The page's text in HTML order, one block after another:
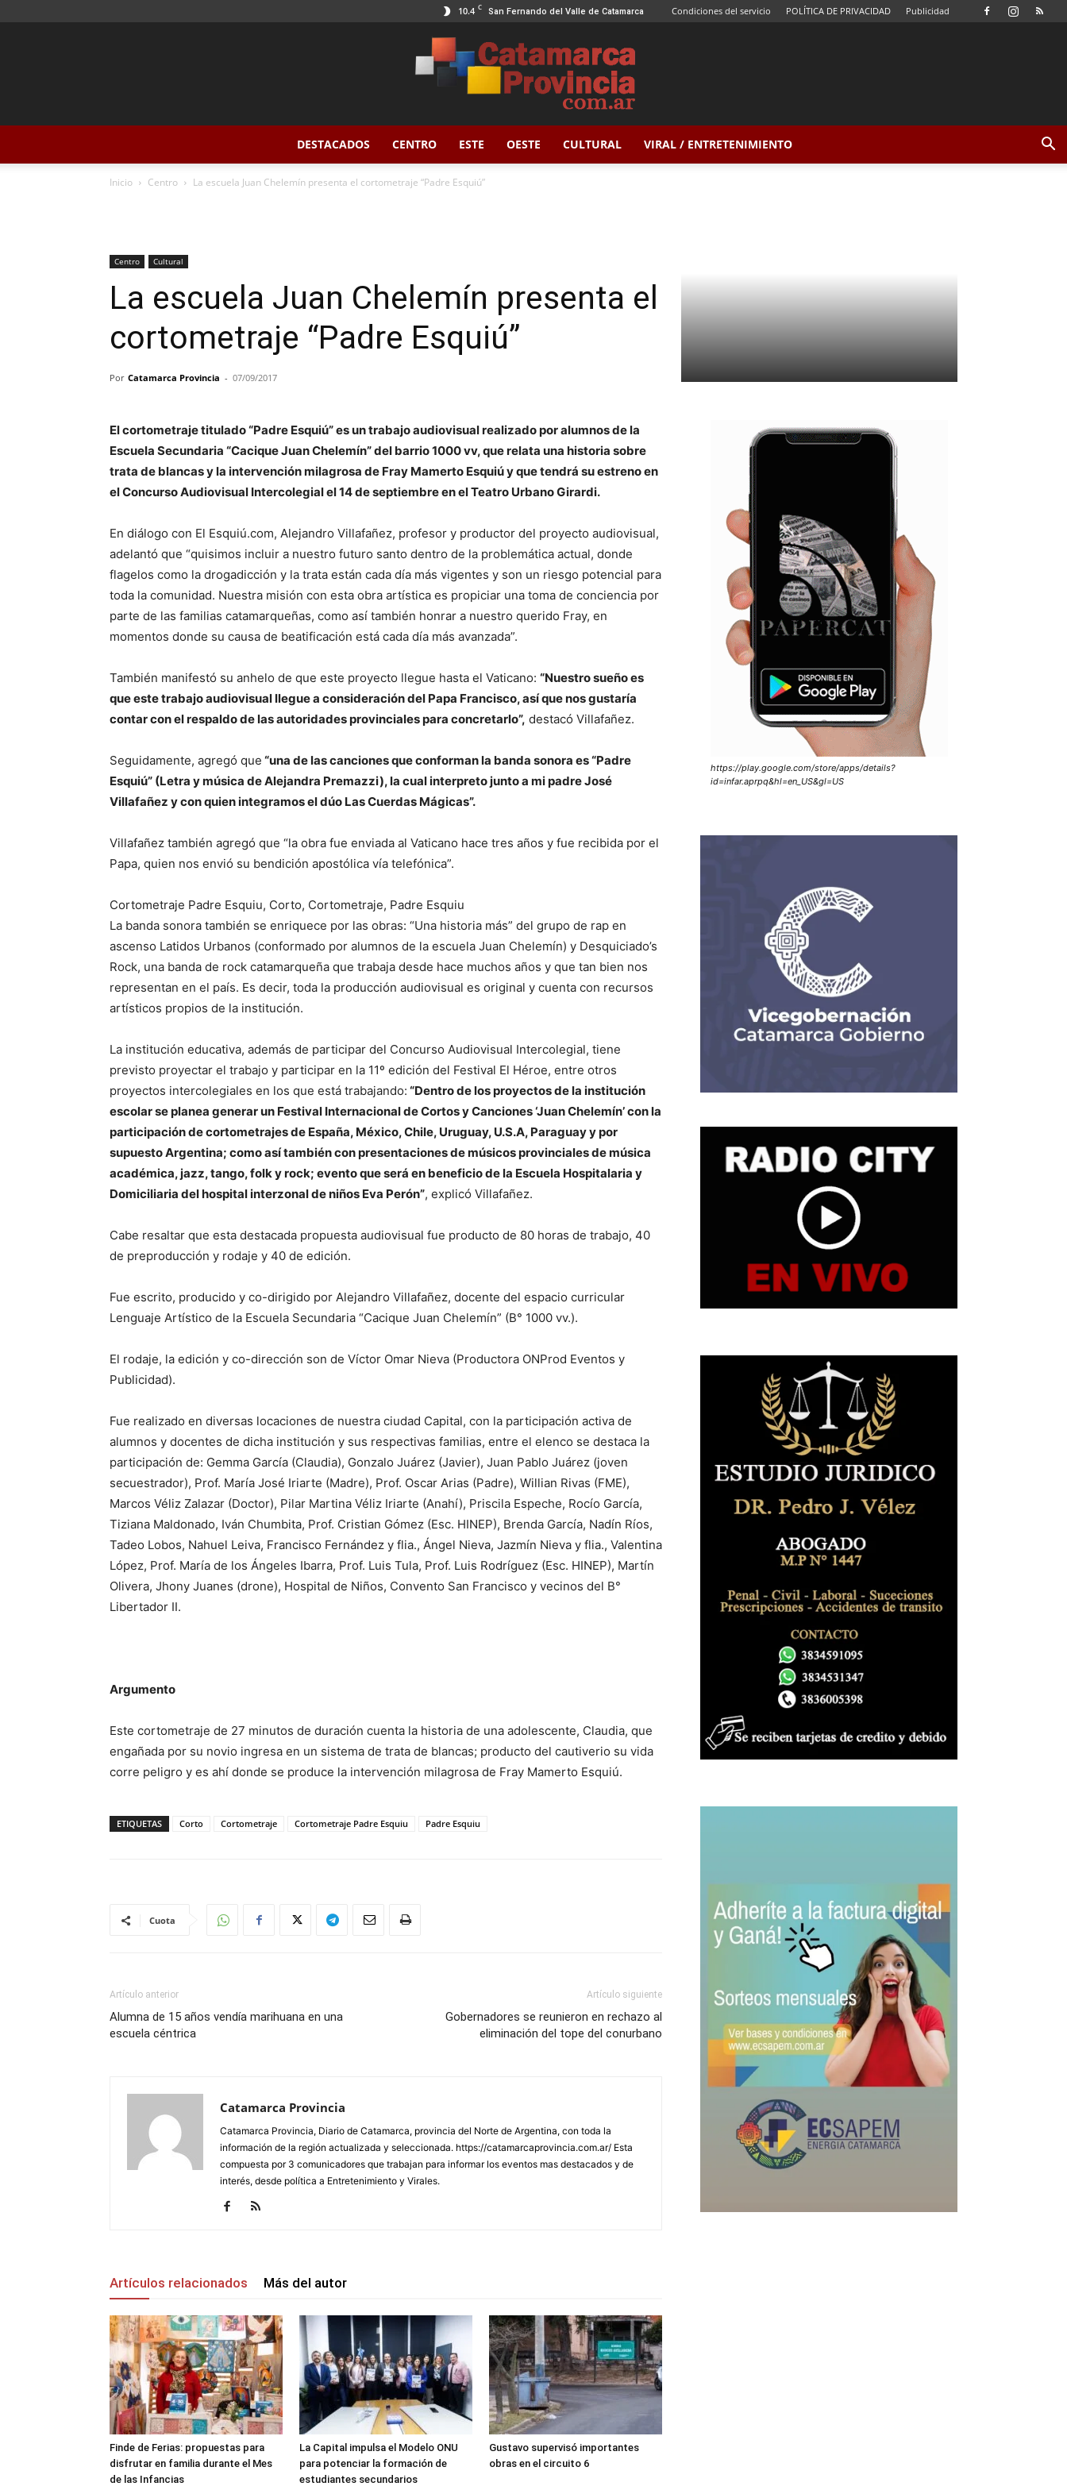
10.4 C San Fernando del Valle de Catamarca Condiciones del servicio POLÍTICA DE PRIVACIDAD Publicidad
Catamarca
DESTACADOS CENTRO ESTE OESTE CULTURAL VIRAL / ENTRETENIMIENTO
Inicio Centro La escuela Juan Chelemín presenta el cortometraje “Padre Esquiú”
Centro Cultural
La escuela Juan Chelemín presenta el
cortometraje “Padre Esquiú”
Por Catamarca Provincia - 07/09/2017
El cortometraje titulado “Padre Esquiú” es un trabajo audiovisual realizado por alumnos de la
Escuela Secundaria “Cacique Juan Chelemín” del barrio 1000 vv, que relata una historia sobre
trata de blancas y la intervención milagrosa de Fray Mamerto Esquiú y que tendrá su estreno en
el Concurso Audiovisual Intercolegial el 14 de septiembre en el Teatro Urbano Girardi.
En diálogo con El Esquiú.com, Alejandro Villafañez, profesor y productor del proyecto audiovisual,
adelantó que “quisimos incluir a nuestro futuro santo dentro de la problemática actual, donde
flagelos como la drogadicción y la trata están cada día más vigentes y son un riesgo potencial para
toda la comunidad. Nuestra misión con esta obra artística es propiciar una toma de conciencia por
parte de las familias catamarqueñas, como así también honrar a nuestro querido Fray, en
momentos donde su causa de beatificación está cada día más avanzada”.
También manifestó su anhelo de que este proyecto llegue hasta el Vaticano: “Nuestro sueño es
que este trabajo audiovisual llegue a consideración del Papa Francisco, así que nos gustaría
contar con el respaldo de las autoridades provinciales para concretarlo”, destacó Villafañez.
Seguidamente, agregó que “una de las canciones que conforman la banda sonora es “Padre
Esquiú” (Letra y música de Alejandra Premazzi), la cual interpreto junto a mi padre José
Villafañez y con quien integramos el dúo Las Cuerdas Mágicas”.
Villafañez también agregó que “la obra fue enviada al Vaticano hace tres años y fue recibida por el
Papa, quien nos envió su bendición apostólica vía telefónica”.
Cortometraje Padre Esquiu, Corto, Cortometraje, Padre Esquiu
La banda sonora también se enriquece por las obras: “Una historia más” del grupo de rap en
ascenso Latidos Urbanos (conformado por alumnos de la escuela Juan Chelemín) y Desquiciado’s
Rock, una banda de rock catamarqueña que trabaja desde hace muchos años y que tan bien nos
representan en el país. Es decir, toda la producción audiovisual es original y cuenta con recursos
artísticos propios de la institución.
La institución educativa, además de participar del Concurso Audiovisual Intercolegial, tiene
previsto proyectar el trabajo y participar en la 11º edición del Festival El Héroe, entre otros
proyectos intercolegiales en los que está trabajando: “Dentro de los proyectos de la institución
escolar se planea generar un Festival Internacional de Cortos y Canciones ‘Juan Chelemín’ con la
participación de cortometrajes de España, México, Chile, Uruguay, U.S.A, Paraguay y por
supuesto Argentina; como así también con presentaciones de músicos provinciales de música
académica, jazz, tango, folk y rock; evento que será en beneficio de la Escuela Hospitalaria y
Domiciliaria del hospital interzonal de niños Eva Perón”, explicó Villafañez.
Cabe resaltar que esta destacada propuesta audiovisual fue producto de 80 horas de trabajo, 40
de preproducción y rodaje y 40 de edición.
Fue escrito, producido y co-dirigido por Alejandro Villafañez, docente del espacio curricular
Lenguaje Artístico de la Escuela Secundaria “Cacique Juan Chelemín” (B° 1000 vv.).
El rodaje, la edición y co-dirección son de Víctor Omar Nieva (Productora ONProd Eventos y
Publicidad).
Fue realizado en diversas locaciones de nuestra ciudad Capital, con la participación activa de
alumnos y docentes de dicha institución y sus respectivas familias, entre el elenco se destaca la
participación de: Gemma García (Claudia), Gonzalo Juárez (Javier), Juan Pablo Juárez (joven
secuestrador), Prof. María José Iriarte (Madre), Prof. Oscar Arias (Padre), Willian Rivas (FME),
Marcos Véliz Zalazar (Doctor), Pilar Martina Véliz Iriarte (Anahí), Priscila Espeche, Rocío García,
Tiziana Maldonado, Iván Chumbita, Prof. Cristian Gómez (Esc. HINEP), Brenda García, Nadín Ríos,
Tadeo Lobos, Nahuel Leiva, Francisco Fernández y flia., Ángel Nieva, Jazmín Nieva y flia., Valentina
López, Prof. María de los Ángeles Ibarra, Prof. Luis Tula, Prof. Luis Rodríguez (Esc. HINEP), Martín
Olivera, Jhony Juanes (drone), Hospital de Niños, Convento San Francisco y vecinos del B°
Libertador II.
Argumento
Este cortometraje de 27 minutos de duración cuenta la historia de una adolescente, Claudia, que
engañada por su novio ingresa en un sistema de trata de blancas; producto del cautiverio su vida
corre peligro y es ahí donde se produce la intervención milagrosa de Fray Mamerto Esquiú.
ETIQUETAS Corto Cortometraje Cortometraje Padre Esquiu Padre Esquiu
Cuota
Artículo anterior
Alumna de 15 años vendía marihuana en una
escuela céntrica
Artículo siguiente
Gobernadores se reunieron en rechazo al
eliminación del tope del conurbano
Catamarca Provincia
Catamarca Provincia, Diario de Catamarca, provincia del Norte de Argentina, con toda la
información de la región actualizada y seleccionada. https://catamarcaprovincia.com.ar/ Esta
compuesta por 3 comunicadores que trabajan para informar los eventos mas destacados y de
interés, desde política a Entretenimiento y Virales.
Artículos relacionados Más del autor
Finde de Ferias: propuestas para
disfrutar en familia durante el Mes
de las Infancias
La Capital impulsa el Modelo ONU
para potenciar la formación de
estudiantes secundarios
Gustavo supervisó importantes
obras en el circuito 6
https://play.google.com/store/apps/details?
id=infar.aprpq&hl=en_US&gl=US